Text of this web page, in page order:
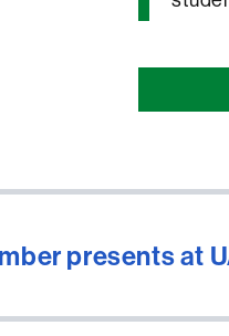
presents at